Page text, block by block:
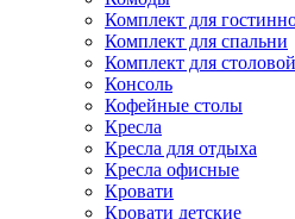
Комплект для
Комплект для спальни
Комплект для столовой
Консоль
Кофейные столы
Кресла
Кресла для отдыха
Кресла офисные
Кровати
Кровати детские